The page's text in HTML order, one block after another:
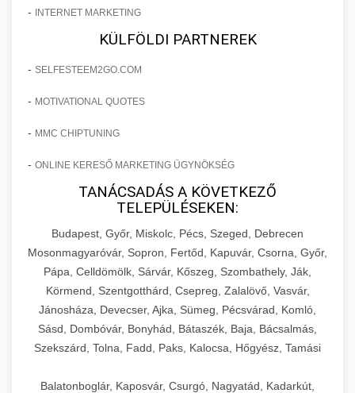
- INTERNET MARKETING
KÜLFÖLDI PARTNEREK
- SELFESTEEM2GO.COM
- MOTIVATIONAL QUOTES
- MMC CHIPTUNING
- ONLINE KERESŐ MARKETING ÜGYNÖKSÉG
TANÁCSADÁS A KÖVETKEZŐ
TELEPÜLÉSEKEN:
Budapest, Győr, Miskolc, Pécs, Szeged, Debrecen
Mosonmagyaróvár, Sopron, Fertőd, Kapuvár, Csorna, Győr,
Pápa, Celldömölk, Sárvár, Kőszeg, Szombathely, Ják,
Körmend, Szentgotthárd, Csepreg, Zalalövő, Vasvár,
Jánosháza, Devecser, Ajka, Sümeg, Pécsvárad, Komló,
Sásd, Dombóvár, Bonyhád, Bátaszék, Baja, Bácsalmás,
Szekszárd, Tolna, Fadd, Paks, Kalocsa, Hőgyész, Tamási
Balatonboglár, Kaposvár, Csurgó, Nagyatád, Kadarkút,